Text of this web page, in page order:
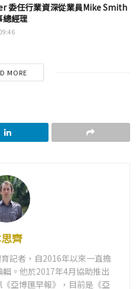
委任行業資深從業員Mike Smith
總經理
MORE
齊
記者，自2016年以來一直擔
。他於2017年4月協助推出
亞博匯早報》，目前是《亞